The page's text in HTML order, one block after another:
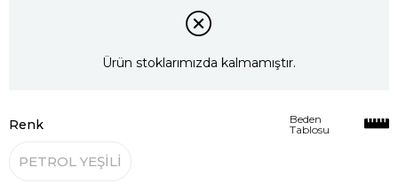
Ürün stoklarımızda kalmamıştır.
Renk
PETROL YEŞİLİ
Beden
Tablosu